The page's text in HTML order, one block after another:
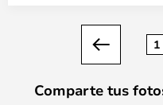
Anterior
1
Comparte tus